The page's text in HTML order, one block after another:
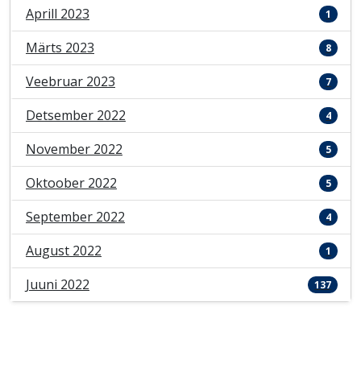
Aprill 2023 1
Märts 2023 8
Veebruar 2023 7
Detsember 2022 4
November 2022 5
Oktoober 2022 5
September 2022 4
August 2022 1
Juuni 2022 137